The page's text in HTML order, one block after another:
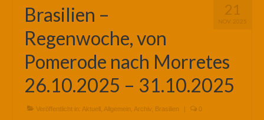
21
NOV. 2025
Brasilien –
Regenwoche, von
Pomerode nach Morretes
26.10.2025 – 31.10.2025
Veröffentlicht in: Aktuell Allgemein Archiv Brasilien | 0